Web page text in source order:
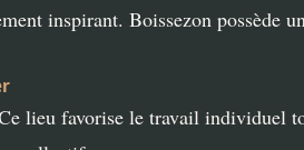
inspirant. Boissezon possède
lieu favorise le travail individuel